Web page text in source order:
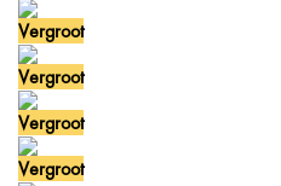
Vergroot
Vergroot
Vergroot
Vergroot